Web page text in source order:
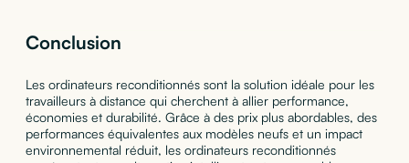
Conclusion
Les ordinateurs reconditionnés sont la solution idéale pour les
travailleurs à distance qui cherchent à allier performance,
économies et durabilité. Grâce à des prix plus abordables, des
performances équivalentes aux modèles neufs et un impact
environnemental réduit, les ordinateurs reconditionnés